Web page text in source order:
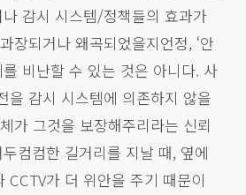
감시 시스템/정책들의 효과가
장되거나 왜곡되었을지언정, ‘안
비난할 수 있는 것은 아니다. 사
을 감시 시스템에 의존하지 않을
가 그것을 보장해주리라는 신뢰
컴컴한 길거리를 지날 때, 옆에
CCTV가 더 위안을 주기 때문이